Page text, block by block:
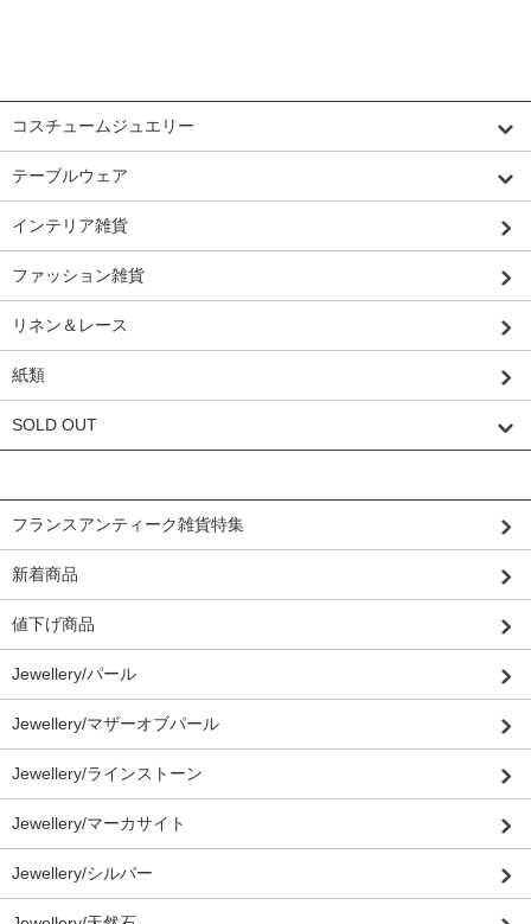
コスチュームジュエリー
テーブルウェア
インテリア雑貨
ファッション雑貨
リネン＆レース
紙類
SOLD OUT
フランスアンティーク雑貨特集
新着商品
値下げ商品
Jewellery/パール
Jewellery/マザーオブパール
Jewellery/ラインストーン
Jewellery/マーカサイト
Jewellery/シルバー